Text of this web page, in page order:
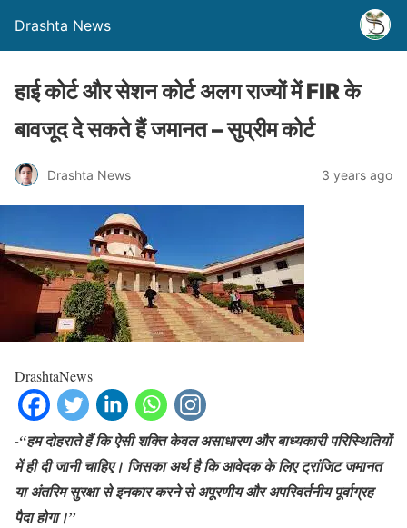
Drashta News
हाई कोर्ट और सेशन कोर्ट अलग राज्यों में FIR के
बावजूद दे सकते हैं जमानत – सुप्रीम कोर्ट
Drashta News 3 years ago
DrashtaNews
-“हम दोहराते हैं कि ऐसी शक्ति केवल असाधारण और बाध्यकारी परिस्थितियों
में ही दी जानी चाहिए। जिसका अर्थ है कि आवेदक के लिए ट्रांजिट जमानत
या अंतरिम सुरक्षा से इनकार करने से अपूरणीय और अपरिवर्तनीय पूर्वाग्रह
पैदा होगा।”